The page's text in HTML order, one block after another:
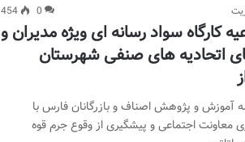
0
454
کارگاه سواد رسانه ای ویژه مدیران و
اتحادیه های صنفی شهرستان
آموزش و پژوهش اصناف و بازرگانان فارس با
معاونت اجتماعی و پیشگیری از وقوع جرم قوه